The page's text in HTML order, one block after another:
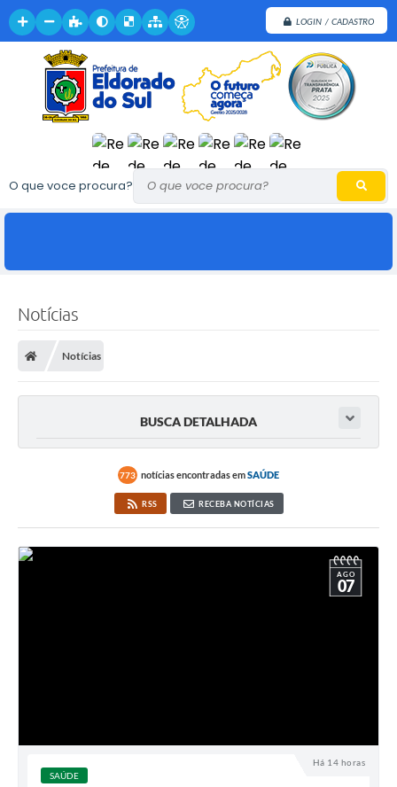
LOGIN / CADASTRO
O que voce procura?
Notícias
Notícias
BUSCA DETALHADA
773 notícias encontradas emSAÚDE
RSS RECEBA NOTÍCIAS
Há 14 horas
AGO
07
SAÚDE